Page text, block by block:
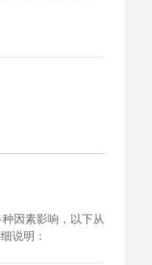
因素影响，以下从
说明：